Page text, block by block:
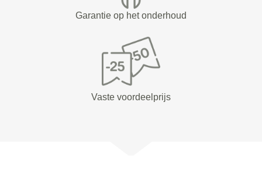
Garantie op het onderhoud
Vaste voordeelprijs